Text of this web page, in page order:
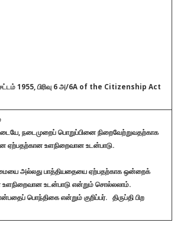
சட்டம் 1955, பிரிவு 6 அ/6A of the Citizenship Act
நடைமுறைப் பொறுப்பினை நிறைவேற்றுவதற்காக
ஏற்பதற்கான உளநிறைவான உடன்பாடு.
அல்லது பாத்தியதையை ஏற்பதற்காக ஒன்றைக்
உளநிறைவான உடன்பாடு என்றும் சொல்லலாம்.
பொந்திகை என்றும் குறிப்பர்.
திருப்தி பிற